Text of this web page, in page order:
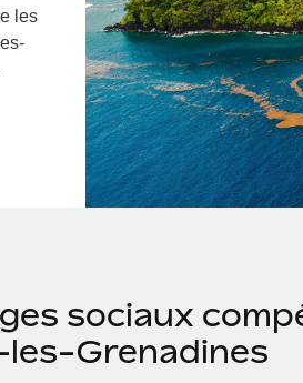
les
sociaux
Grenadines